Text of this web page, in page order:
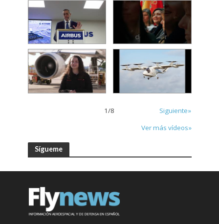
1/8
Siguiente»
Ver más vídeos»
Sígueme